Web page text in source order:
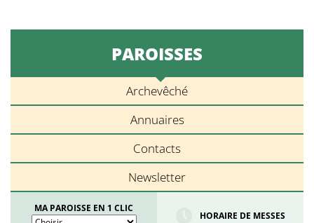
PAROISSES
Archevêché
Annuaires
Contacts
Newsletter
MA PAROISSE EN 1 CLIC
HORAIRE DE MESSES